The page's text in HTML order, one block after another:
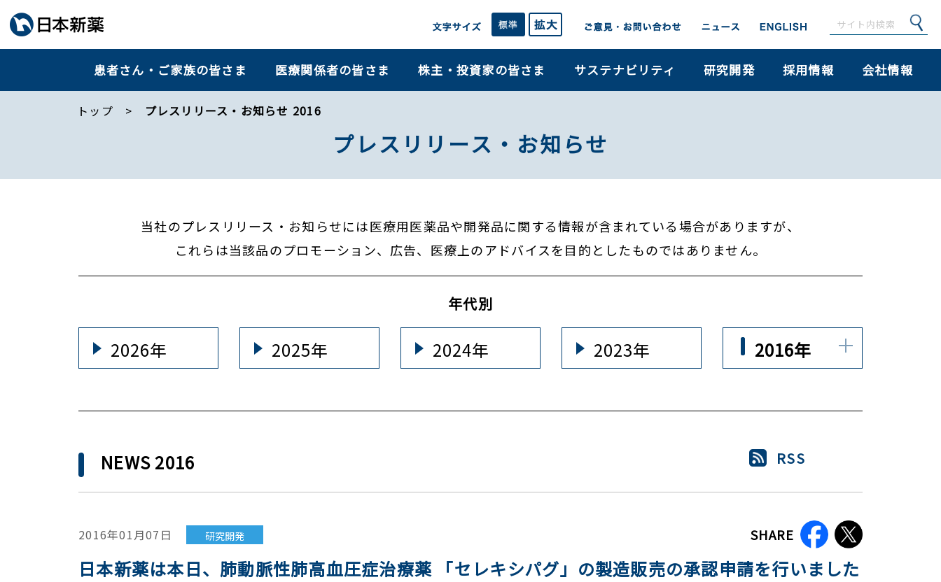
患者さん・ご家族の皆さま 医療関係者の皆さま 株主・投資家の皆さま サステナビリティ 研究開発 採用情報 会社情報
トップ プレスリリース・お知らせ 2016
プレスリリース・お知らせ
当社のプレスリリース・お知らせには医療用医薬品や開発品に関する情報が含まれている場合がありますが、
これらは当該品のプロモーション、広告、医療上のアドバイスを目的としたものではありません。
年代別
2026年 2025年 2024年 2023年 2016年
NEWS 2016 RSS
2016年01月07日 研究開発 SHARE
日本新薬は本日、肺動脈性肺高血圧症治療薬 「セレキシパグ」の製造販売の承認申請を行いました